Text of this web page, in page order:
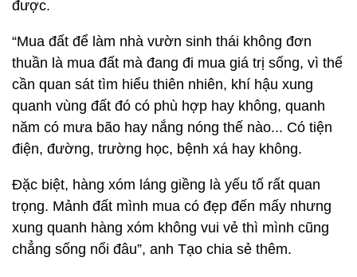
được.
“Mua đất để làm nhà vườn sinh thái không đơn
thuần là mua đất mà đang đi mua giá trị sống, vì thế
cần quan sát tìm hiểu thiên nhiên, khí hậu xung
quanh vùng đất đó có phù hợp hay không, quanh
năm có mưa bão hay nắng nóng thế nào... Có tiện
điện, đường, trường học, bệnh xá hay không.
Đặc biệt, hàng xóm láng giềng là yếu tố rất quan
trọng. Mảnh đất mình mua có đẹp đến mấy nhưng
xung quanh hàng xóm không vui vẻ thì mình cũng
chẳng sống nổi đâu”, anh Tạo chia sẻ thêm.